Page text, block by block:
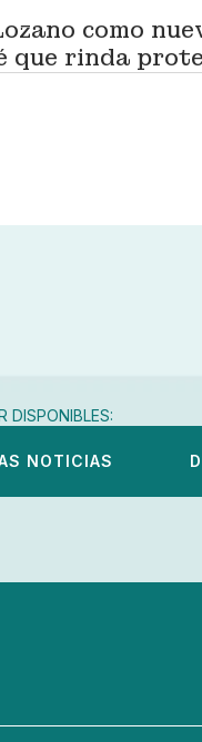
como
que rinda
DISPONIBLES:
NOTICIAS